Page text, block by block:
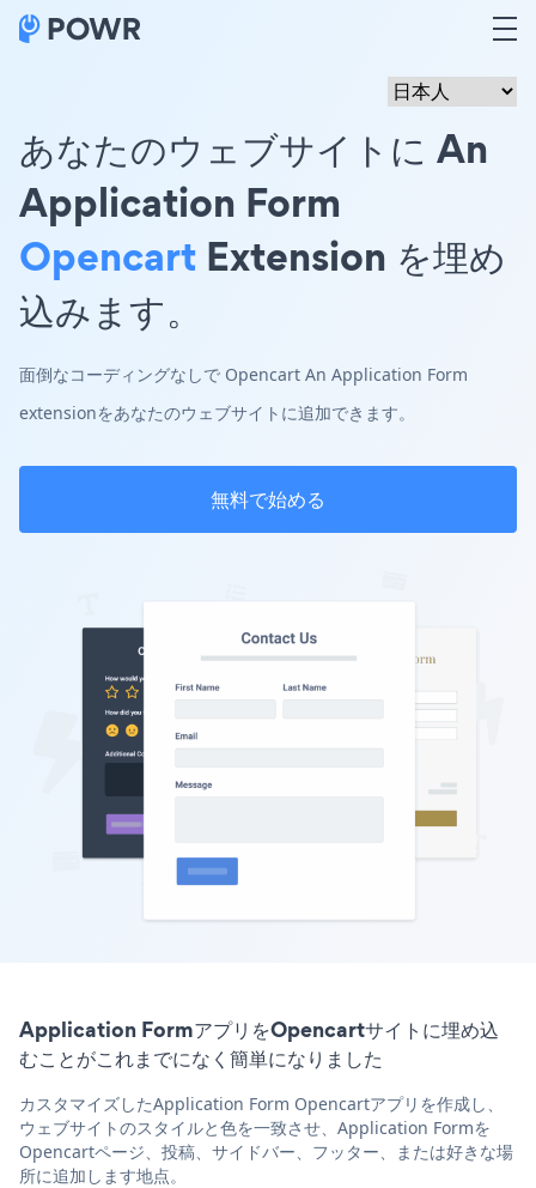
あなたのウェブサイトに An
Application Form
Opencart Extension を埋め
込みます。
面倒なコーディングなしで Opencart An Application Form
extensionをあなたのウェブサイトに追加できます。
無料で始める
Application FormアプリをOpencartサイトに埋め込
むことがこれまでになく簡単になりました
カスタマイズしたApplication Form Opencartアプリを作成し、
ウェブサイトのスタイルと色を一致させ、Application Formを
Opencartページ、投稿、サイドバー、フッター、または好きな場
所に追加します地点。